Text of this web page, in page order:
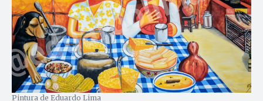
Pintura de Eduardo Lima